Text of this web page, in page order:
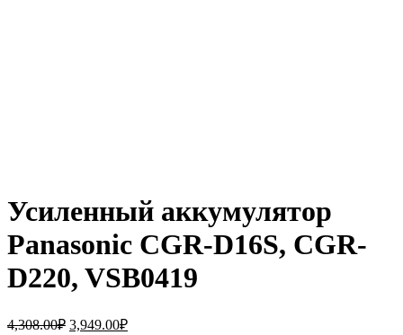
Усиленный аккумулятор
Panasonic CGR-D16S, CGR-
D220, VSB0419
4,308.00₽ Первоначальная
3,949.00₽Текущая